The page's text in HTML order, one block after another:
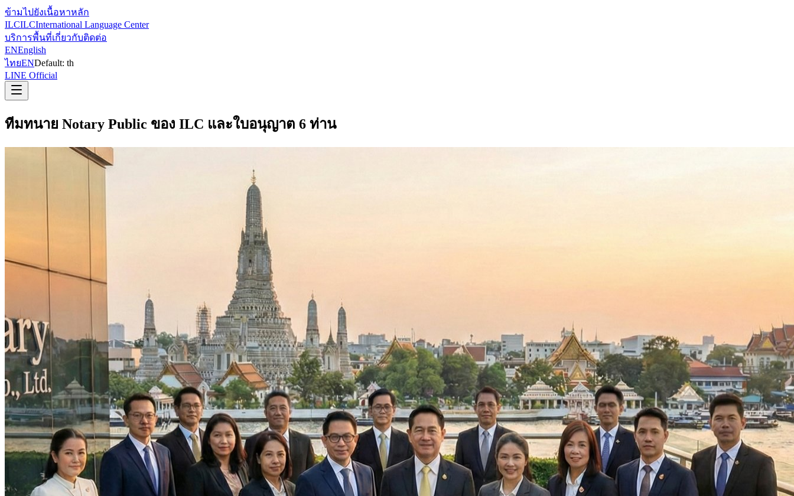
ข้ามไปยังเนื้อหาหลัก
ILCILCInternational Language Center
บริการพื้นที่เกี่ยวกับติดต่อ
ENEnglish
ไทยENDefault: th
LINE Official
ทีมทนาย Notary Public ของ ILC และใบอนุญาต 6 ท่าน